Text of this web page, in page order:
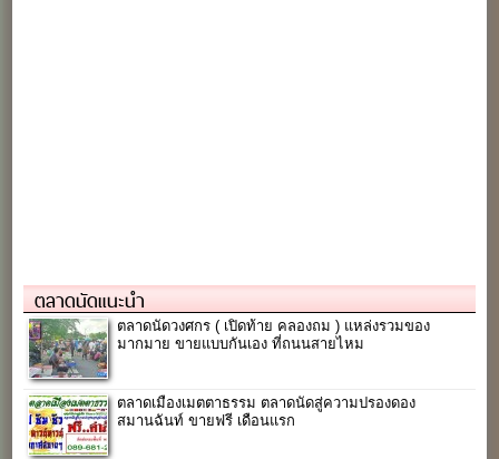
ตลาดนัดแนะนำ
ตลาดนัดวงศกร ( เปิดท้าย คลองถม ) แหล่งรวมของ
มากมาย ขายแบบกันเอง ที่ถนนสายไหม
ตลาดเมืองเมตตาธรรม ตลาดนัดสู่ความปรองดอง
สมานฉันท์ ขายฟรี เดือนแรก